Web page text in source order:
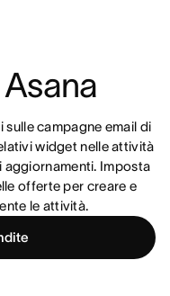
sulle campagne email di
widget nelle attività
aggiornamenti. Imposta
offerte per creare e
le attività.